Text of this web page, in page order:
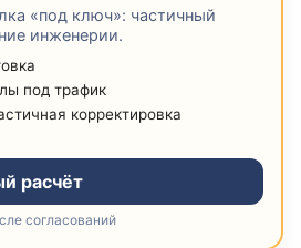
«под ключ»: частичный
инженерии.
под трафик
корректировка
расчёт
согласований